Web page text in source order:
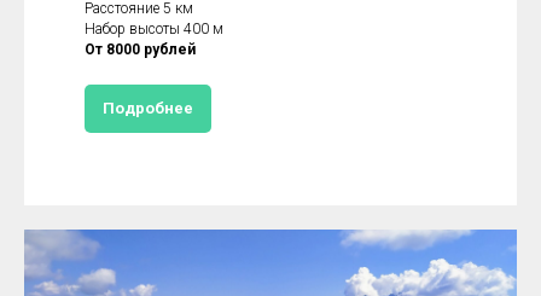
Расстояние 5 км
Набор высоты 400 м
От 8000 рублей
Подробнее